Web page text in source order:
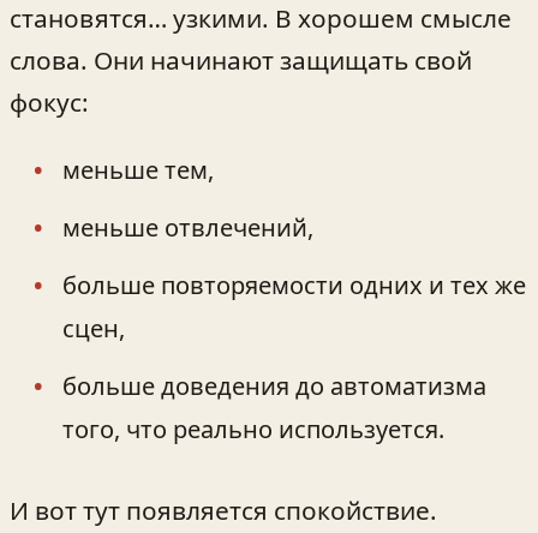
становятся… узкими. В хорошем смысле
слова. Они начинают защищать свой
фокус:
меньше тем,
меньше отвлечений,
больше повторяемости одних и тех же
сцен,
больше доведения до автоматизма
того, что реально используется.
И вот тут появляется спокойствие.